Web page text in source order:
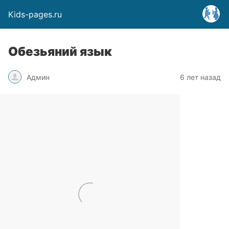
Kids-pages.ru
Обезьяний язык
Админ 6 лет назад